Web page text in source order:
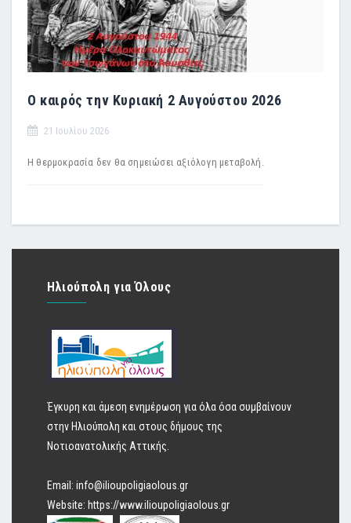
Ο καιρός την Κυριακή 2 Αυγούστου 2026
21 Ιουλίου 2026
Η θερμοκρασία δεν θα σημειώσει αξιόλογη μεταβολή.
Ηλιούπολη για Όλους
Έγκυρη και άμεση ενημέρωση για όλα όσα συμβαίνουν
στην Ηλιούπολη και στους δήμους της
Νοτιοανατολικής Αττικής.
Email: info@ilioupoligiaolous.gr
Website: https://www.ilioupoligiaolous.gr